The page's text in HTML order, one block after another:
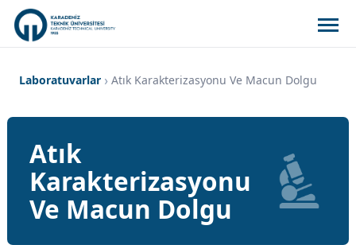
Laboratuvarlar Atık Karakterizasyonu Ve Macun Dolgu
Atık
Karakterizasyonu
Ve Macun Dolgu